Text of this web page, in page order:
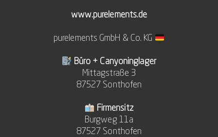
www.purelements.de
purelements GmbH & Co. KG
Büro + Canyoninglager
Mittagstraße 3
87527 Sonthofen
Firmensitz
Burgweg 11a
87527 Sonthofen